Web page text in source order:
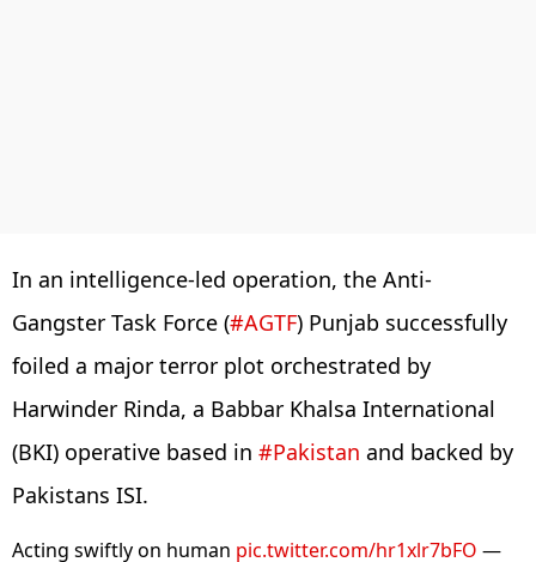
In an intelligence-led operation, the Anti-
Gangster Task Force (#AGTF) Punjab successfully
foiled a major terror plot orchestrated by
Harwinder Rinda, a Babbar Khalsa International
(BKI) operative based in #Pakistan and backed by
Pakistans ISI.
Acting swiftly on human pic.twitter.com/hr1xlr7bFO —